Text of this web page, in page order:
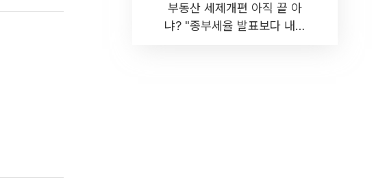
부동산 세제개편 아직 끝 아
냐? "종부세율 발표보다 내릴